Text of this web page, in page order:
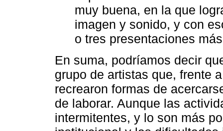
muy buena, en la que
imagen y sonido, y con
o tres presentaciones
En suma, podríamos decir
grupo de artistas que, frente
recrearon formas de
de laborar. Aunque las
intermitentes, y lo son más